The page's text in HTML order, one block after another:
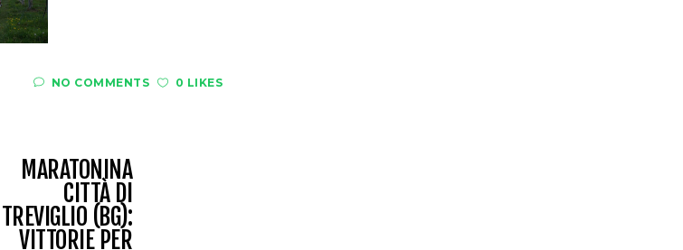
NO COMMENTS 0 LIKES
MARATONINA
CITTÀ DI
TREVIGLIO (BG):
VITTORIE PER